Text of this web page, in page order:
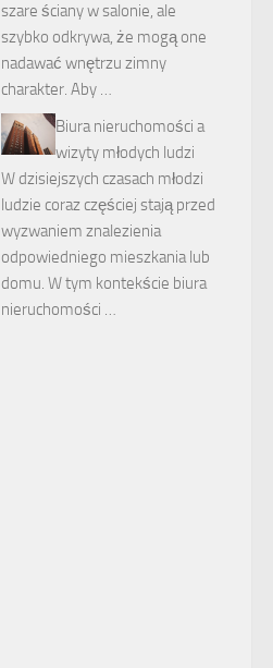
szare ściany w salonie, ale
szybko odkrywa, że mogą one
nadawać wnętrzu zimny
charakter. Aby …
Biura nieruchomości a
wizyty młodych ludzi
W dzisiejszych czasach młodzi
ludzie coraz częściej stają przed
wyzwaniem znalezienia
odpowiedniego mieszkania lub
domu. W tym kontekście biura
nieruchomości …